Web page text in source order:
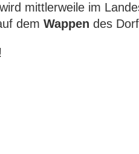
mittlerweile im
dem Wappen des